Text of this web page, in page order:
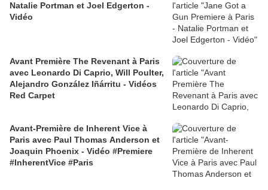
Natalie Portman et Joel Edgerton -
Vidéo
Avant Première The Revenant à Paris
avec Leonardo Di Caprio, Will Poulter,
Alejandro González Iñárritu - Vidéos
Red Carpet
Avant-Première de Inherent Vice à
Paris avec Paul Thomas Anderson et
Joaquin Phoenix - Vidéo #Premiere
#InherentVice #Paris